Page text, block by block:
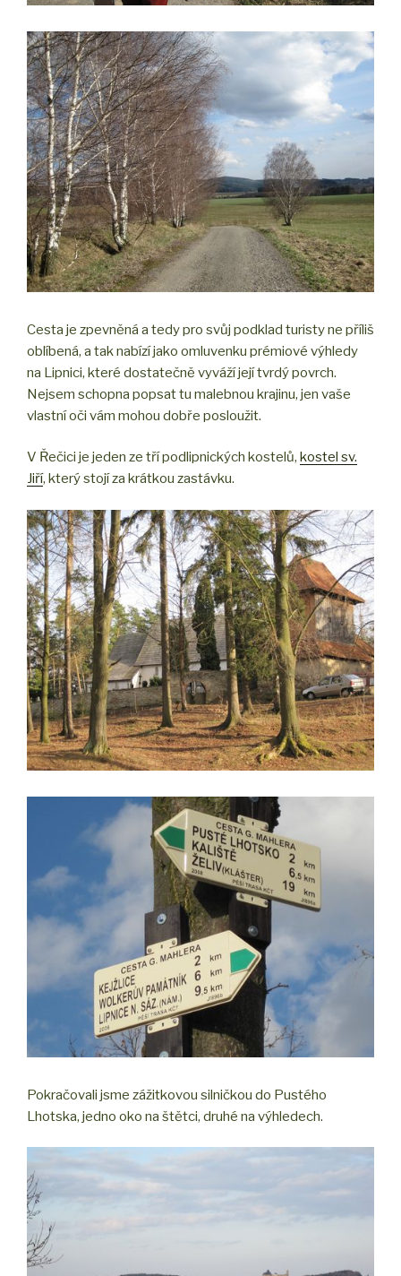
Cesta je zpevněná a tedy pro svůj podklad turisty ne příliš
oblíbená, a tak nabízí jako omluvenku prémiové výhledy
na Lipnici, které dostatečně vyváží její tvrdý povrch.
Nejsem schopna popsat tu malebnou krajinu, jen vaše
vlastní oči vám mohou dobře posloužit.
V Řečici je jeden ze tří podlipnických kostelů, kostel sv.
Jiří, který stojí za krátkou zastávku.
Pokračovali jsme zážitkovou silničkou do Pustého
Lhotska, jedno oko na štětci, druhé na výhledech.